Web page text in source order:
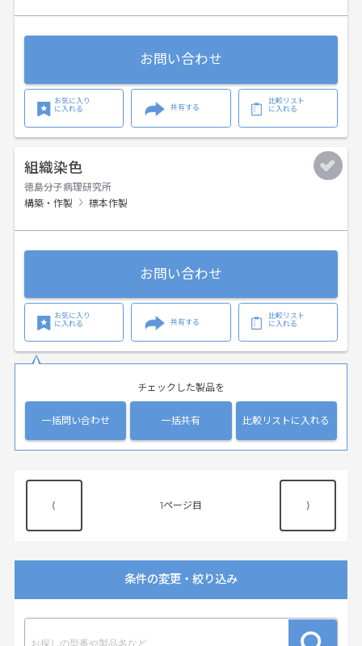
お問い合わせ
お気に入り
に入れる
共有する
比較リスト
に入れる
組織染色
徳島分子病理研究所
構築・作製
標本作製
お問い合わせ
お気に入り
に入れる
共有する
比較リスト
に入れる
チェックした製品を
一括問い合わせ 一括共有 比較リストに入れる
⟨ 1 ⟩
条件の変更・絞り込み